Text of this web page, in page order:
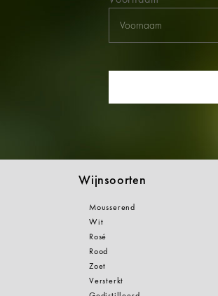
Wijnsoorten
Mousserend
Wit
Rosé
Rood
Zoet
Versterkt